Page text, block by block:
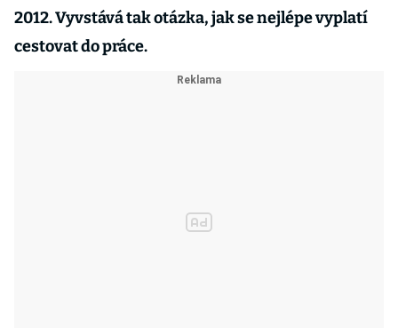
2012. Vyvstává tak otázka, jak se nejlépe vyplatí
cestovat do práce.